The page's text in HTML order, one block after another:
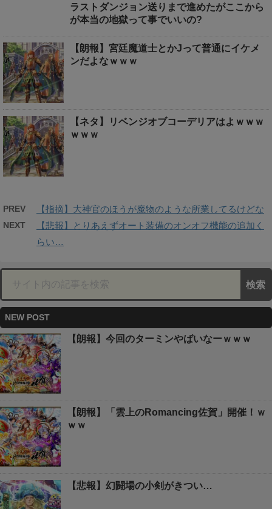
ラストダンジョン送りまで進めたがここから
が本当の地獄って事でいいの?
【朗報】宮廷魔道士とかJって普通にイケメ
ンだよなｗｗｗ
【ネタ】リベンジオブコーデリアはよｗｗｗ
ｗｗｗ
PREV 【指摘】大神官のほうが魔物のような所業してるけどな
NEXT
【悲報】とりあえずオート装備のオンオフ機能の追加く
らい…
NEW POST
【朗報】今回のターミンやばいなーｗｗｗ
【朗報】「雲上のRomancing佐賀」開催！ｗ
ｗｗ
【悲報】幻闘場の小剣がきつい…